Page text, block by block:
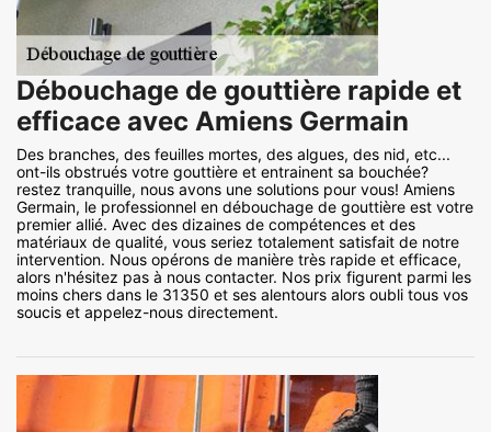
Débouchage de gouttière rapide et
efficace avec Amiens Germain
Des branches, des feuilles mortes, des algues, des nid, etc...
ont-ils obstrués votre gouttière et entrainent sa bouchée?
restez tranquille, nous avons une solutions pour vous! Amiens
Germain, le professionnel en débouchage de gouttière est votre
premier allié. Avec des dizaines de compétences et des
matériaux de qualité, vous seriez totalement satisfait de notre
intervention. Nous opérons de manière très rapide et efficace,
alors n'hésitez pas à nous contacter. Nos prix figurent parmi les
moins chers dans le 31350 et ses alentours alors oubli tous vos
soucis et appelez-nous directement.